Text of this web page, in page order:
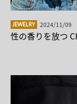
JEWELRY 2024/11/09
性の香りを放つ